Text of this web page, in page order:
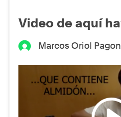
Video de aquí
Marcos Oriol